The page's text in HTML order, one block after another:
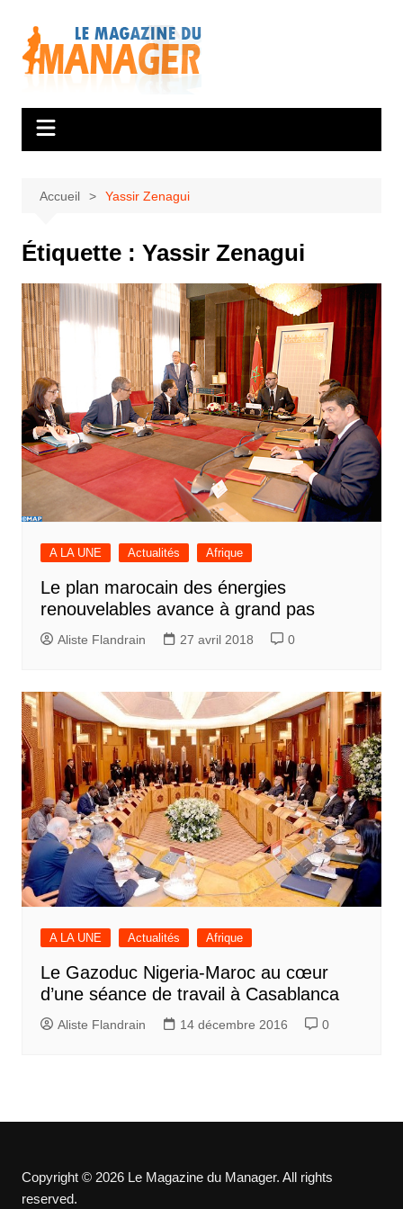
contenu
Accueil Yassir Zenagui
Étiquette : Yassir Zenagui
A LA UNE Actualités Afrique
Le plan marocain des énergies
renouvelables avance à grand pas
Aliste Flandrain 27 avril 2018 0
A LA UNE Actualités Afrique
Le Gazoduc Nigeria-Maroc au cœur
d’une séance de travail à Casablanca
Aliste Flandrain 14 décembre 2016 0
Copyright © 2026 Le Magazine du Manager. All rights
reserved.